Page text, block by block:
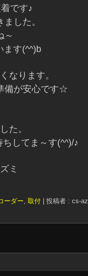
です♪
した。
～
ます(^^)b
なります。
備が安心です☆
た。
してま～す(^^)/♪
ミ
ーダー, 取付
投稿者 : cs-az